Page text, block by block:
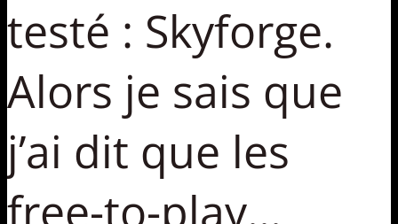
testé : Skyforge.
Alors je sais que
j’ai dit que les
free-to-play...